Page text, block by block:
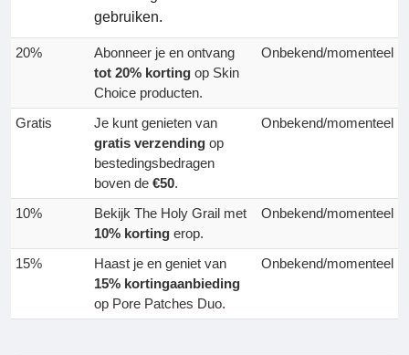
gebruiken.
20%
Abonneer je en ontvang
tot 20% korting op Skin
Choice producten.
Onbekend/momenteel
Gratis
Je kunt genieten van
gratis verzending op
bestedingsbedragen
boven de €50.
Onbekend/momenteel
10%
Bekijk The Holy Grail met
10% korting erop.
Onbekend/momenteel
15%
Haast je en geniet van
15% kortingaanbieding
op Pore Patches Duo.
Onbekend/momenteel